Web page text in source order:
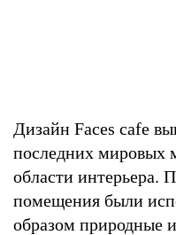
Дизайн Faces cafe
последних мировых
области интерьера.
помещения были
образом природные